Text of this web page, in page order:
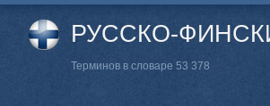
РУССКО-
Терминов в словаре 53 378